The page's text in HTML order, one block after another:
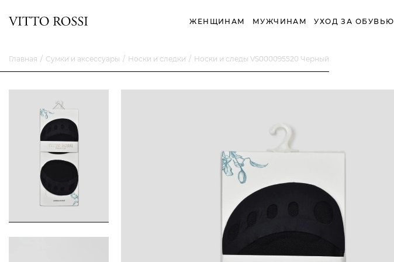
ЖЕНЩИНАМ МУЖЧИНАМ УХОД ЗА ОБУВЬЮ
Главная Сумки и аксессуары Носки и следки Носки и следы VS000095520 Черный